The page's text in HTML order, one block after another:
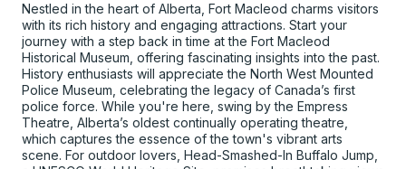
Nestled in the heart of Alberta, Fort Macleod charms visitors
with its rich history and engaging attractions. Start your
journey with a step back in time at the Fort Macleod
Historical Museum, offering fascinating insights into the past.
History enthusiasts will appreciate the North West Mounted
Police Museum, celebrating the legacy of Canada’s first
police force. While you're here, swing by the Empress
Theatre, Alberta’s oldest continually operating theatre,
which captures the essence of the town's vibrant arts
scene. For outdoor lovers, Head-Smashed-In Buffalo Jump,